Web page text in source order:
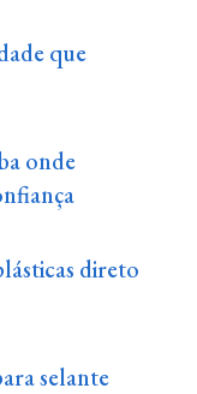
que
onde
direto
selante